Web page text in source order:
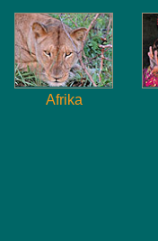
Afrika